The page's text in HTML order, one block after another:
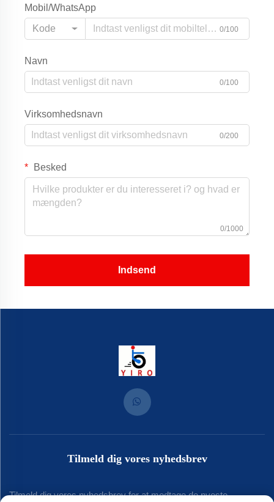
Mobil/WhatsApp
Kode
0/100
Navn
0/100
Virksomhedsnavn
0/200
Besked
0/1000
Indsend
Tilmeld dig vores nyhedsbrev
Tilmeld dig vores nyhedsbrev for at modtage de nyeste